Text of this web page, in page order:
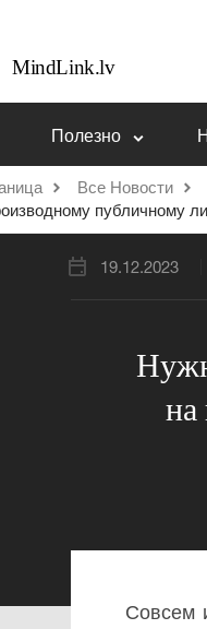
Полезно
Все Новости
публичному
19.12.2023
на
Совсем